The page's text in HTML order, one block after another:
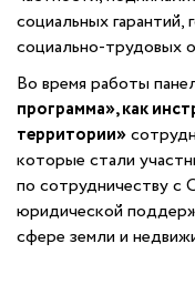
социальных гарантий,
социально-трудовых
Во время работы
программа», как
территории»
которые стали
по сотрудничеству
юридической
сфере земли и